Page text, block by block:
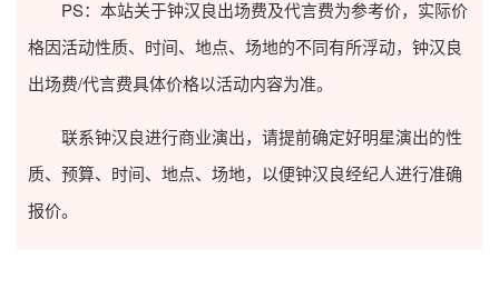
PS：本站关于钟汉良出场费及代言费为参考价，实际价
格因活动性质、时间、地点、场地的不同有所浮动，钟汉良
出场费/代言费具体价格以活动内容为准。
联系钟汉良进行商业演出，请提前确定好明星演出的性
质、预算、时间、地点、场地，以便钟汉良经纪人进行准确
报价。